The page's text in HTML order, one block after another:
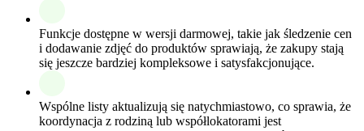
Funkcje dostępne w wersji darmowej, takie jak śledzenie cen
i dodawanie zdjęć do produktów sprawiają, że zakupy stają
się jeszcze bardziej kompleksowe i satysfakcjonujące.
Wspólne listy aktualizują się natychmiastowo, co sprawia, że
koordynacja z rodziną lub współlokatorami jest